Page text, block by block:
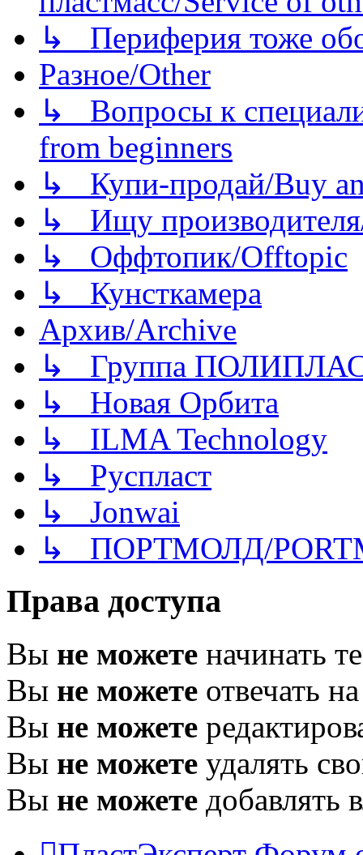
↳ Периферия тоже
Разное/Other
↳ Вопросы к
from beginners
↳ Купи-продай/Buy
↳ Ищу
↳ Оффтопик/Offtopic
↳ Кунсткамера
Архив/Archive
↳ Группа
↳ Новая Орбита
↳ ILMA Technology
↳ Руспласт
↳ Jonwai
↳ ПОРТМОЛД/
Права доступа
Вы не можете начинать
Вы не можете отвечать
Вы не можете
Вы не можете удалять
Вы не можете добавлять